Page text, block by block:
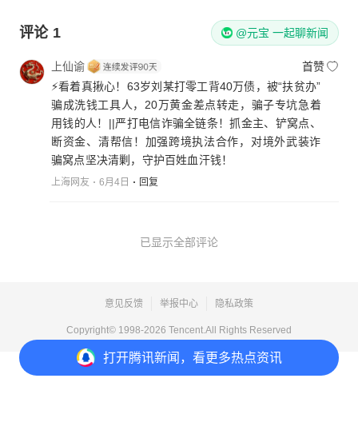
打开腾讯新闻，看更多热点资讯
评论 1 @元宝 一起聊新闻
上仙谕
首赞
⚡️看着真揪心！63岁刘某打零工背40万债，被“扶贫办”
骗成洗钱工具人，20万黄金差点转走，骗子专坑急着
用钱的人！||严打电信诈骗全链条！抓金主、铲窝点、
断资金、清帮信！加强跨境执法合作，对境外武装诈
骗窝点坚决清剿，守护百姓血汗钱！
上海网友 6月4日 回复
已显示全部评论
意见反馈 举报中心 隐私政策
Copyright© 1998-2026 Tencent.All Rights Reserved